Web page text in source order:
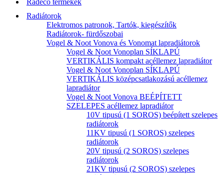
Radeco termékek
Radiátorok
Elektromos patronok, Tartók, kiegészítők
Radiátorok- fürdőszobai
Vogel & Noot Vonova és Vonomat lapradiátorok
Vogel & Noot Vonoplan SÍKLAPÚ
VERTIKÁLIS kompakt acéllemez lapradiátor
Vogel & Noot Vonoplan SÍKLAPÚ
VERTIKÁLIS középcsatlakozású acéllemez
lapradiátor
Vogel & Noot Vonova BEÉPÍTETT
SZELEPES acéllemez lapradiátor
10V tipusú (1 SOROS) beépített szelepes
radiátorok
11KV tipusú (1 SOROS) szelepes
radiátorok
20V tipusú (2 SOROS) szelepes
radiátorok
21KV tipusú (2 SOROS) szelepes